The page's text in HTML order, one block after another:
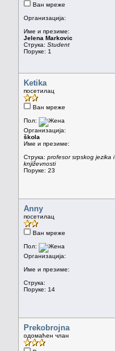
Ван мреже
Организација:
Име и презиме:
Jelena Markovic
Струка: Student
Поруке: 1
Ketika
посетилац
Ван мреже
Пол:
Организација:
škola
Име и презиме:
Струка: profesor srpskog jezika i
književnosti
Поруке: 23
Anny
посетилац
Ван мреже
Пол:
Организација:
Име и презиме:
Струка:
Поруке: 14
Prekobrojna
одомаћен члан